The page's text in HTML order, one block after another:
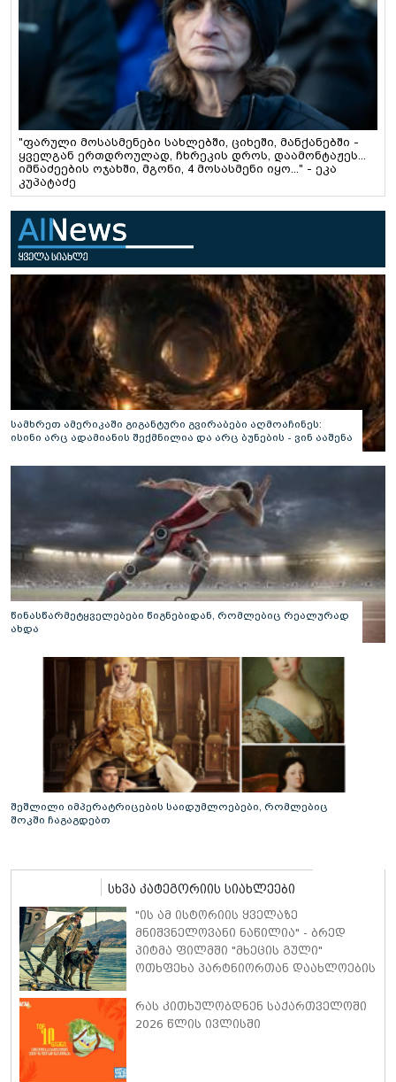
"ფარული მოსასმენები სახლებში, ციხეში, მანქანებში -
ყველგან ერთდროულად, ჩხრეკის დროს, დაამონტაჟეს...
იმნაძეების ოჯახში, მგონი, 4 მოსასმენი იყო..." - ეკა
კუპატაძე
სამხრეთ ამერიკაში გიგანტური გვირაბები აღმოაჩინეს:
ისინი არც ადამიანის შექმნილია და არც ბუნების - ვინ ააშენა
წინასწარმეტყველებები წიგნებიდან, რომლებიც რეალურად
ახდა
შეშლილი იმპერატრიცების საიდუმლოებები, რომლებიც
შოკში ჩაგაგდებთ
სხვა კატეგორიის სიახლეები
"ის ამ ისტორიის ყველაზე
მნიშვნელოვანი ნაწილია" - ბრედ
პიტმა ფილმში "მხეცის გული"
ოთხფეხა პარტნიორთან დაახლოების
ისაუბრა
რას კითხულობდნენ საქართველოში
2026 წლის ივლისში